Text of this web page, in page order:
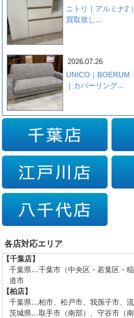
ニトリ｜アルミナ2
買取致し...
2026.07.26
UNICO｜BOERUM
｜カバーリング...
各店対応エリア
【千葉店】
千葉県…千葉市（中央区・若葉区・
道市
【柏店】
千葉県…柏市、松戸市、我孫子市、
茨城県…取手市（南部）、守谷市（南